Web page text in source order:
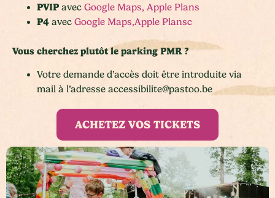
PVIP avec Google Maps, Apple Plans
P4 avec Google Maps,Apple Plansc
Vous cherchez plutôt le parking PMR ?
Votre demande d’accès doit être introduite via
mail à l’adresse accessibilite@pastoo.be
ACHETEZ VOS TICKETS